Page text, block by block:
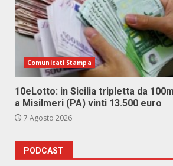
Comunicati Stampa
10eLotto: in Sicilia tripletta da
a Misilmeri (PA) vinti 13.500 euro
7 Agosto 2026
PODCAST